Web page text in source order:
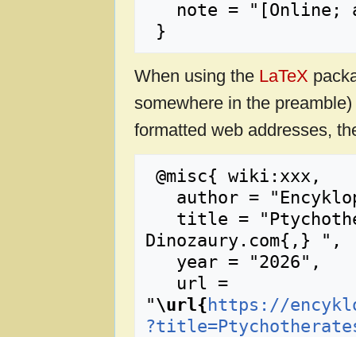
When using the LaTeX
somewhere in the
formatted web addresses,
Dinozaury.com{,} ",
"\url{ https://